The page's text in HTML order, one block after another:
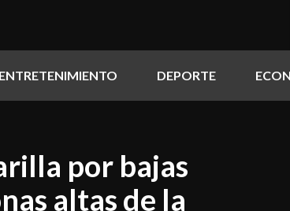
DEPORTE
por bajas
altas de la